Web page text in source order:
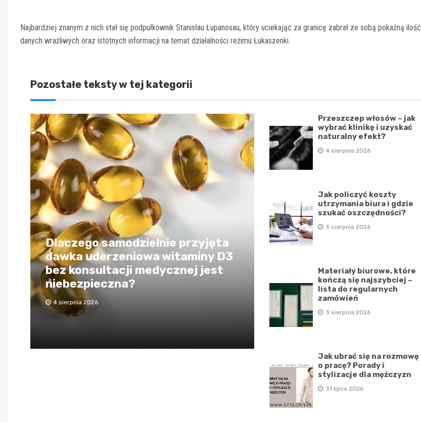
Najbardziej znanym z nich stał się podpułkownik Stanisłau Łupanosau, który uciekając za granicę zabrał ze sobą pokaźną ilość
danych wrażliwych oraz istotnych informacji na temat działalności reżimu Łukaszenki.
Pozostałe teksty w tej kategorii
Dlaczego samodzielnie przyjęta
dawka uderzeniowa witaminy D3
bez konsultacji medycznej jest
niebezpieczna?
4 sierpnia 2026
Przeszczep włosów – jak
wybrać klinikę i uzyskać
naturalny efekt?
4 sierpnia 2026
Jak policzyć koszty
utrzymania biura i gdzie
szukać oszczędności?
3 sierpnia 2026
Materiały biurowe, które
kończą się najszybciej –
lista do regularnych
zamówień
3 sierpnia 2026
Jak ubrać się na rozmowę
o pracę? Porady i
stylizacje dla mężczyzn
31 lipca 2026